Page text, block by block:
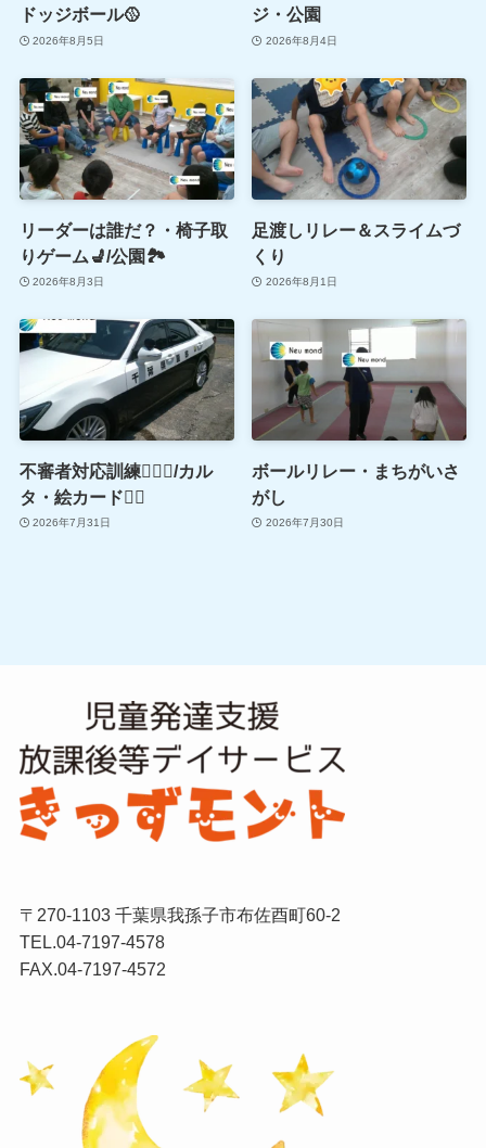
ドッジボール🥎
2026年8月5日
ジ・公園
2026年8月4日
リーダーは誰だ？・椅子取
りゲーム💺/公園🏞
2026年8月3日
足渡しリレー＆スライムづ
くり
2026年8月1日
不審者対応訓練👮🏻‍♂️/カル
タ・絵カード🖐🏻
2026年7月31日
ボールリレー・まちがいさ
がし
2026年7月30日
〒270-1103 千葉県我孫子市布佐酉町60-2
TEL.04-7197-4578
FAX.04-7197-4572